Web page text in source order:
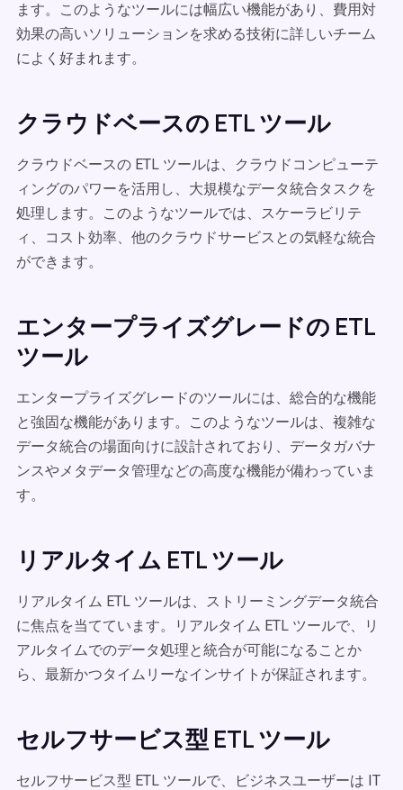
ます。このようなツールには幅広い機能があり、費用対
効果の高いソリューションを求める技術に詳しいチーム
によく好まれます。
クラウドベースの ETL ツール
クラウドベースの ETL ツールは、クラウドコンピューテ
ィングのパワーを活用し、大規模なデータ統合タスクを
処理します。このようなツールでは、スケーラビリテ
ィ、コスト効率、他のクラウドサービスとの気軽な統合
ができます。
エンタープライズグレードの ETL
ツール
エンタープライズグレードのツールには、総合的な機能
と強固な機能があります。このようなツールは、複雑な
データ統合の場面向けに設計されており、データガバナ
ンスやメタデータ管理などの高度な機能が備わっていま
す。
リアルタイム ETL ツール
リアルタイム ETL ツールは、ストリーミングデータ統合
に焦点を当てています。リアルタイム ETL ツールで、リ
アルタイムでのデータ処理と統合が可能になることか
ら、最新かつタイムリーなインサイトが保証されます。
セルフサービス型 ETL ツール
セルフサービス型 ETL ツールで、ビジネスユーザーは IT